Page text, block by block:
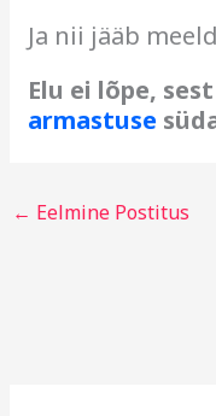
Ja nii jääb
Elu ei lõpe,
armastuse
← Eelmine Postitus